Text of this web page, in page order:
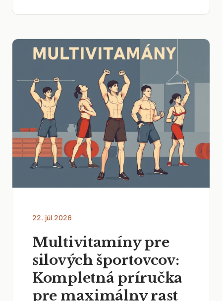
22. júl 2026
Multivitamíny pre
silových športovcov:
Kompletná príručka
pre maximálny rast